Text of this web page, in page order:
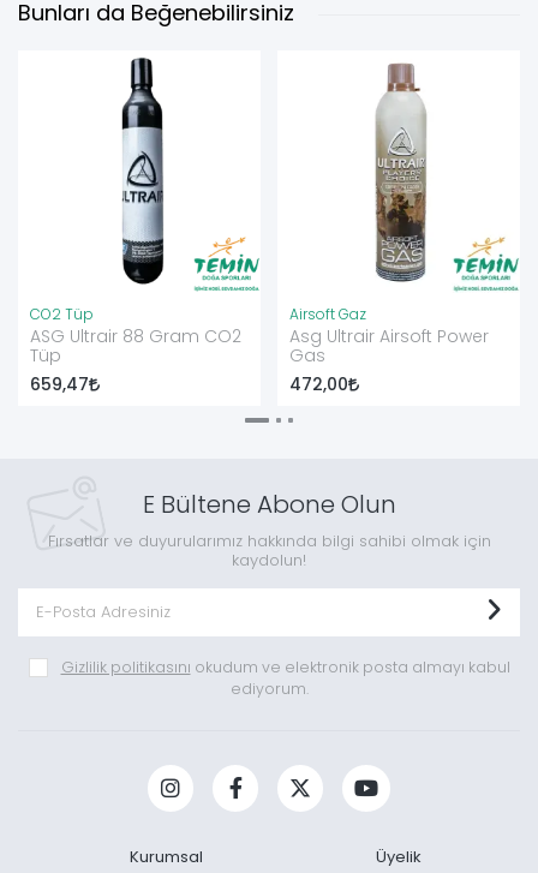
Bunları da Beğenebilirsiniz
CO2 Tüp
ASG Ultrair 88 Gram CO2
Tüp
659,47
Airsoft Gaz
Asg Ultrair Airsoft Power
Gas
472,00
E Bültene Abone Olun
Fırsatlar ve duyurularımız hakkında bilgi sahibi olmak için
kaydolun!
Gizlilik politikasını okudum ve elektronik posta almayı kabul
ediyorum.
Kurumsal Üyelik